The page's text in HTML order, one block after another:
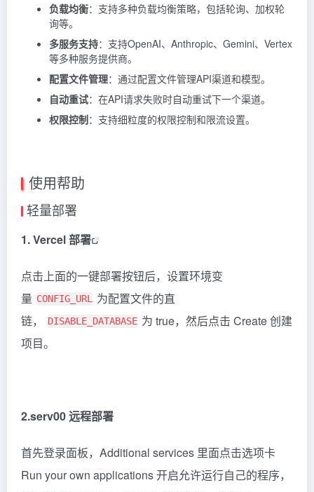
负载均衡：支持多种负载均衡策略，包括轮询、加权轮
询等。
多服务支持：支持OpenAI、Anthropic、Gemini、Vertex
等多种服务提供商。
配置文件管理：通过配置文件管理API渠道和模型。
自动重试：在API请求失败时自动重试下一个渠道。
权限控制：支持细粒度的权限控制和限流设置。
使用帮助
轻量部署
1.Vercel 部署
点击上面的一键部署按钮后，设置环境变
量 CONFIG_URL
为配置文件的直
链，
DISABLE_DATABASE 为 true，然后点击 Create 创建
项目。
2.serv00 远程部署
首先登录面板，Additional services 里面点击选项卡
Run your own applications 开启允许运行自己的程序，